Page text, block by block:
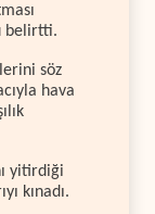
belirtti.
söz
hava
yitirdiği
kınadı.